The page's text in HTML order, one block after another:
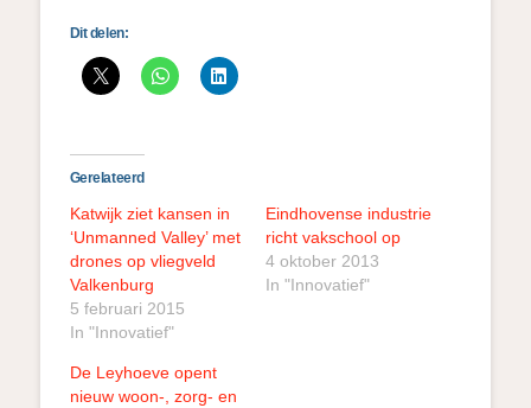
Dit delen:
Gerelateerd
Katwijk ziet kansen in
‘Unmanned Valley’ met
drones op vliegveld
Valkenburg
5 februari 2015
In "Innovatief"
Eindhovense industrie
richt vakschool op
4 oktober 2013
In "Innovatief"
De Leyhoeve opent
nieuw woon-, zorg- en